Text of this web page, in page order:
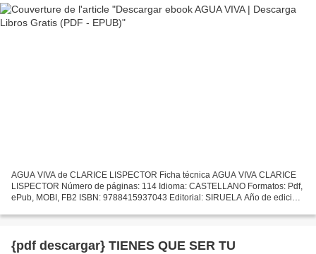
AGUA VIVA de CLARICE LISPECTOR Ficha técnica AGUA VIVA CLARICE
LISPECTOR Número de páginas: 114 Idioma: CASTELLANO Formatos: Pdf,
ePub, MOBI, FB2 ISBN: 9788415937043 Editorial: SIRUELA Año de edición:
{pdf descargar} TIENES QUE SER TU